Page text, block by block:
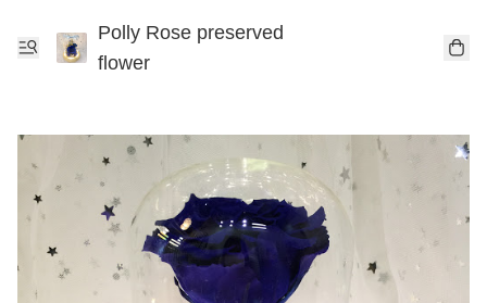
Polly Rose preserved
flower